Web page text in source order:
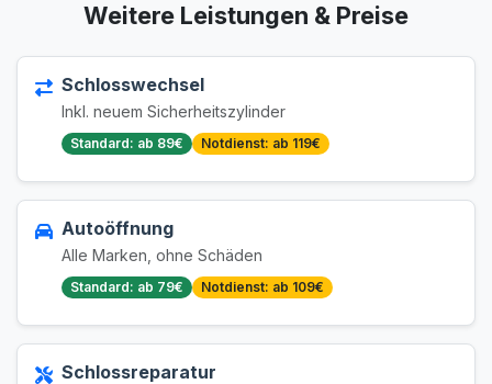
Weitere Leistungen & Preise
Schlosswechsel
Inkl. neuem Sicherheitszylinder
Standard: ab 89€ Notdienst: ab 119€
Autoöffnung
Alle Marken, ohne Schäden
Standard: ab 79€ Notdienst: ab 109€
Schlossreparatur